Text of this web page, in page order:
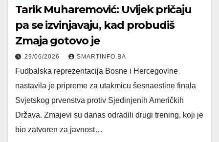
Tarik Muharemović: Uvijek pričaju
pa se izvinjavaju, kad probudiš
Zmaja gotovo je
29/06/2026 SMARTINFO.BA
Fudbalska reprezentacija Bosne i Hercegovine
nastavila je pripreme za utakmicu šesnaestine finala
Svjetskog prvenstva protiv Sjedinjenih Američkih
Država. Zmajevi su danas odradili drugi trening, koji je
bio zatvoren za javnost…